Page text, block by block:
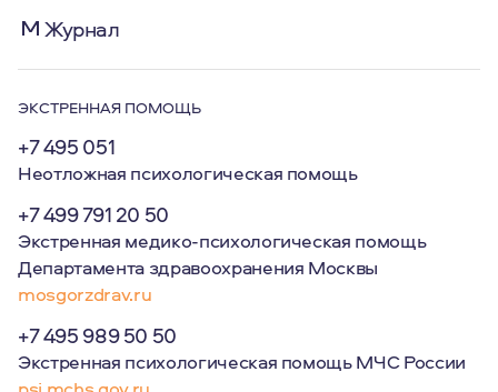
Журнал
ЭКСТРЕННАЯ ПОМОЩЬ
+7 495 051
Неотложная психологическая помощь
+7 499 791 20 50
Экстренная медико-психологическая помощь
Департамента здравоохранения Москвы
mosgorzdrav.ru
+7 495 989 50 50
Экстренная психологическая помощь МЧС России